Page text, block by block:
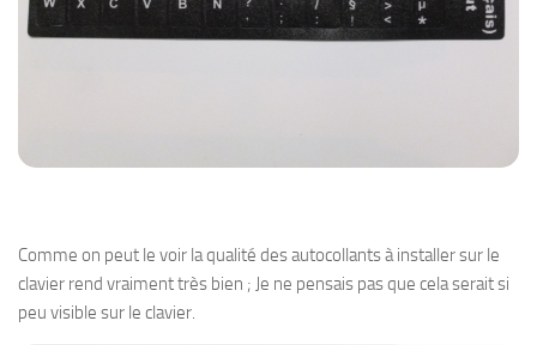
Comme on peut le voir la qualité des autocollants à installer sur le
clavier rend vraiment très bien ; Je ne pensais pas que cela serait si
peu visible sur le clavier.